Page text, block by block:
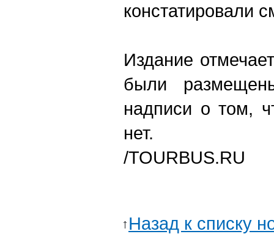
констатировали
Издание
были
надписи о том,
нет.
/TOURBUS.RU
Назад к списку